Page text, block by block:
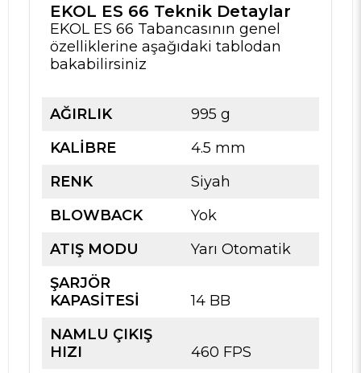
EKOL ES 66 Teknik Detaylar
EKOL ES 66 Tabancasının genel
özelliklerine aşağıdaki tablodan
bakabilirsiniz
AĞIRLIK
995 g
KALİBRE
4.5 mm
RENK
Siyah
BLOWBACK
Yok
ATIŞ MODU
Yarı Otomatik
ŞARJÖR
KAPASİTESİ
14 BB
NAMLU ÇIKIŞ
HIZI
460 FPS